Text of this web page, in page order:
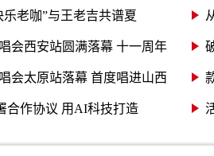
乐老咖”与王老吉共谱夏
会西安站圆满落幕 十一周年
会太原站落幕 首度唱进山西
合作协议 用AI科技打造